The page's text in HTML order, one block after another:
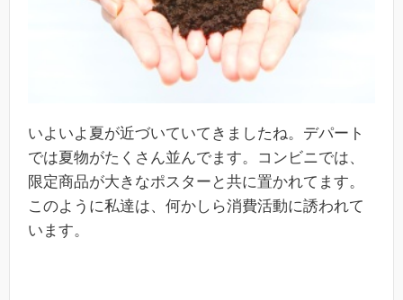
いよいよ夏が近づいていてきましたね。デパート
では夏物がたくさん並んでます。コンビニでは、
限定商品が大きなポスターと共に置かれてます。
このように私達は、何かしら消費活動に誘われて
います。